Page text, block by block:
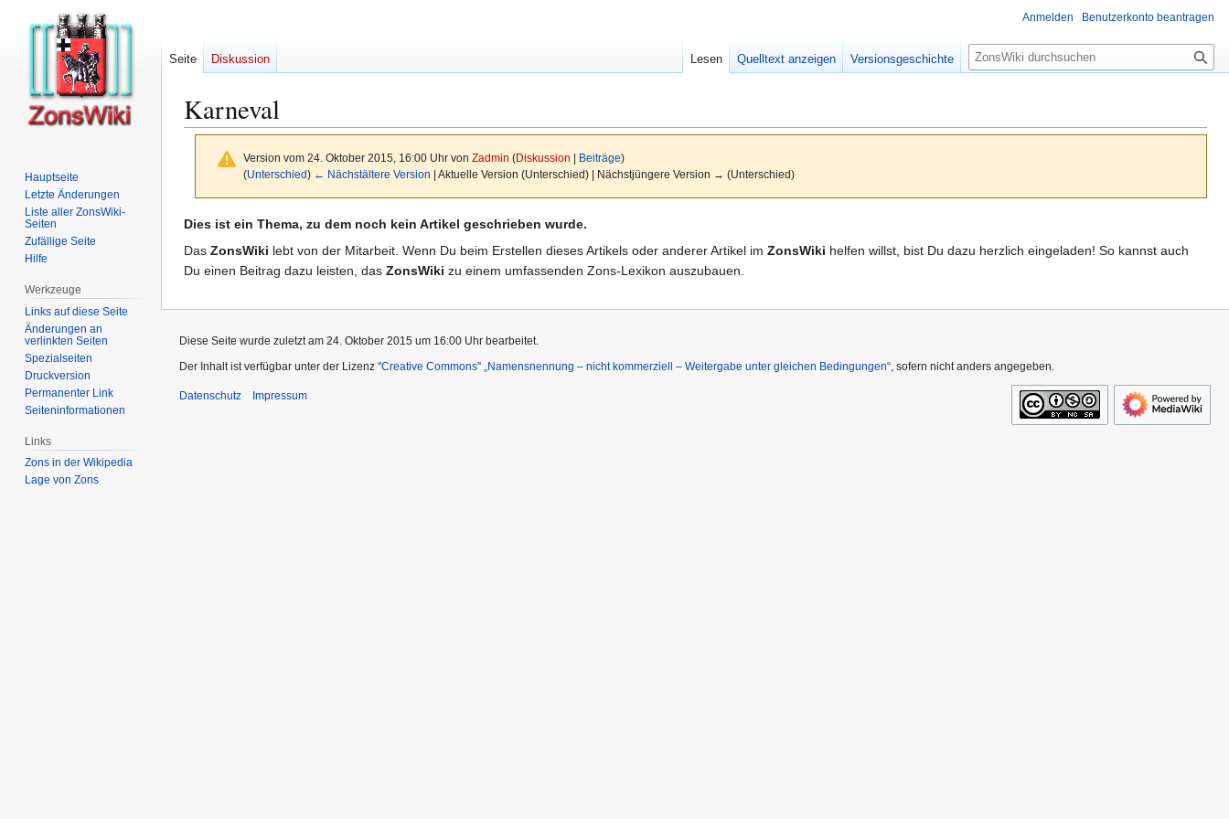
Karneval
Version vom 24. Oktober 2015, 16:00 Uhr von Zadmin (Diskussion Beiträge)
(Unterschied) ← Nächstältere Version | Aktuelle Version (Unterschied) | Nächstjüngere Version → (Unterschied)
Zur
Navigation
springen
Zur
Suche
springen
Dies ist ein Thema, zu dem noch kein Artikel geschrieben wurde.
Das ZonsWiki lebt von der Mitarbeit. Wenn Du beim Erstellen dieses Artikels oder anderer Artikel im ZonsWiki helfen willst, bist Du dazu herzlich eingeladen! So kannst auch
Du einen Beitrag dazu leisten, das ZonsWiki zu einem umfassenden Zons-Lexikon auszubauen.
Anmelden Benutzerkonto beantragen
Seite Diskussion Lesen Quelltext anzeigen Versionsgeschichte
S
u
e
Hauptseite
Letzte Änderungen
Liste aller ZonsWiki-
Seiten
Zufällige Seite
Hilfe
Werkzeuge
Links auf diese Seite
Änderungen an
verlinkten Seiten
Spezialseiten
Druckversion
Permanenter Link
Seiten­­informationen
Links
Zons in der Wikipedia
Lage von Zons
Diese Seite wurde zuletzt am 24. Oktober 2015 um 16:00 Uhr bearbeitet.
Der Inhalt ist verfügbar unter der Lizenz ''Creative Commons'' „Namensnennung – nicht kommerziell – Weitergabe unter gleichen Bedingungen“ , sofern nicht anders angegeben.
Datenschutz Impressum